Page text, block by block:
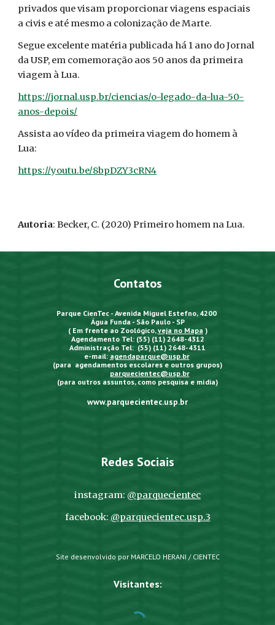
privados que visam proporcionar viagens espaciais
a civis e até mesmo a colonização de Marte.
Segue excelente matéria publicada há 1 ano do Jornal
da USP, em comemoração aos 50 anos da primeira
viagem à Lua.
https://jornal.usp.br/ciencias/o-legado-da-lua-50-
anos-depois/
Assista ao vídeo da primeira viagem do homem à
Lua:
https://youtu.be/8bpDZY3cRN4
Autoria: Becker, C. (2020) Primeiro homem na Lua.
Contatos
Parque CienTec - Avenida Miguel Estefno, 4200
Água Funda - São Paulo - SP
( Em frente ao Zoológico,veja no Mapa )
Agendamento Tel: (55) (11) 2648-4312
Administração Tel: (55) (11) 2648-4311
e-mail: agendaparque@usp.br
(para agendamentos escolares e outros grupos)
parquecientec@usp.br
(para outros assuntos, como pesquisa e mídia)
www.parquecientec.usp.br
Redes Sociais
instagram: @parquecientec
facebook: @parquecientec.usp.3
Site desenvolvido por MARCELO HERANI / CIENTEC
Visitantes: